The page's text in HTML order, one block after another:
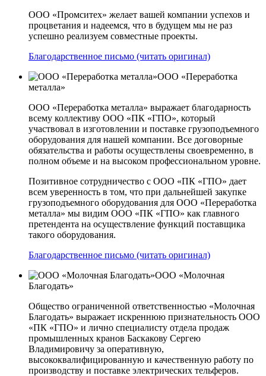
ООО «Промситех» желает вашей компании успехов и
процветания и надеемся, что в будущем мы не раз
успешно реализуем совместные проекты.
Благодарственное письмо (читать оригинал)
ООО «Переработка
металла»
ООО «Переработка металла» выражает благодарность
всему коллективу ООО «ПК «ГПО», который
участвовал в изготовлении и поставке грузоподъемного
оборудования для нашей компании. Все договорные
обязательства и работы осуществлены своевременно, в
полном объеме и на высоком профессиональном уровне.
Позитивное сотрудничество с ООО «ПК «ГПО» дает
всем уверенность в том, что при дальнейшей закупке
грузоподъемного оборудования для ООО «Переработка
металла» мы видим ООО «ПК «ГПО» как главного
претендента на осуществление функций поставщика
такого оборудования.
Благодарственное письмо (читать оригинал)
ООО «Молочная
Благодать»
Общество ограниченной ответственностью «Молочная
Благодать» выражает искреннюю признательность ООО
«ПК «ГПО» и лично специалисту отдела продаж
промышленных кранов Баскакову Сергею
Владимировичу за оперативную,
высококвалифицированную и качественную работу по
производству и поставке электрических тельферов.